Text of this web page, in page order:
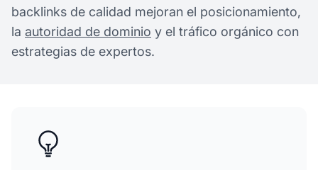
backlinks de calidad mejoran el posicionamiento,
la autoridad de dominio y el tráfico orgánico con
estrategias de expertos.